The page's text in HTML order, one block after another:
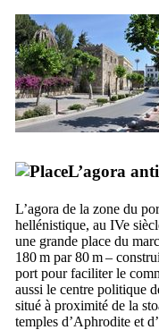
L’agora
L’agora de la zone du
hellénistique, au IVe
une grande place du
180 m par 80 m –
port pour faciliter le
aussi le centre politique
situé à proximité de la
temples d’Aphrodite et